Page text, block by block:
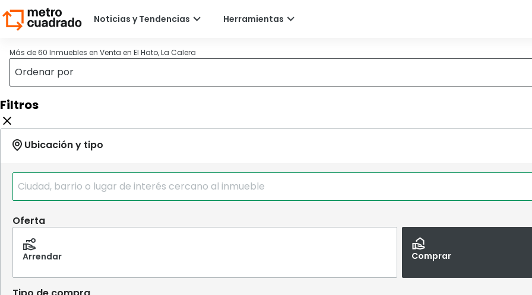
Más de 60 Inmuebles en Venta en El Hato, La Calera
Filtros
Oferta
Arrendar Comprar